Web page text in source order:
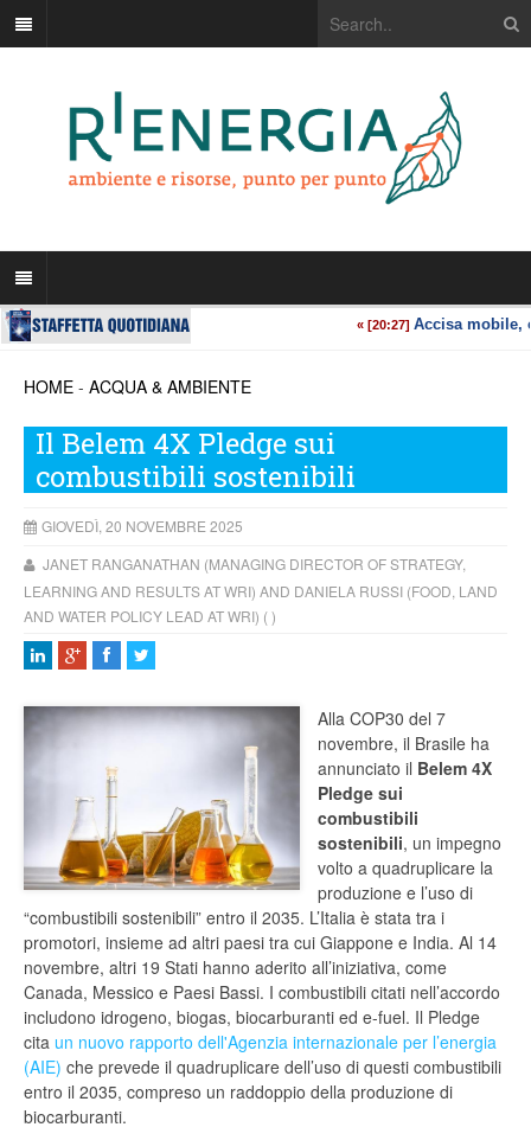
HOME - ACQUA & AMBIENTE
Il Belem 4X Pledge sui
combustibili sostenibili
GIOVEDÌ, 20 NOVEMBRE 2025
JANET RANGANATHAN (MANAGING DIRECTOR OF STRATEGY,
LEARNING AND RESULTS AT WRI) AND DANIELA RUSSI (FOOD, LAND
AND WATER POLICY LEAD AT WRI) ( )
Alla COP30 del 7
novembre, il Brasile ha
annunciato il Belem 4X
Pledge sui
combustibili
sostenibili, un impegno
volto a quadruplicare la
produzione e l’uso di
“combustibili sostenibili” entro il 2035. L’Italia è stata tra i
promotori, insieme ad altri paesi tra cui Giappone e India. Al 14
novembre, altri 19 Stati hanno aderito all’iniziativa, come
Canada, Messico e Paesi Bassi. I combustibili citati nell’accordo
includono idrogeno, biogas, biocarburanti ed e-fuel. Il Pledge
cita un nuovo rapporto dell'Agenzia internazionale per l’energia
(AIE) che prevede il quadruplicare dell’uso di questi combustibili
entro il 2035, compreso un raddoppio della produzione di
biocarburanti.